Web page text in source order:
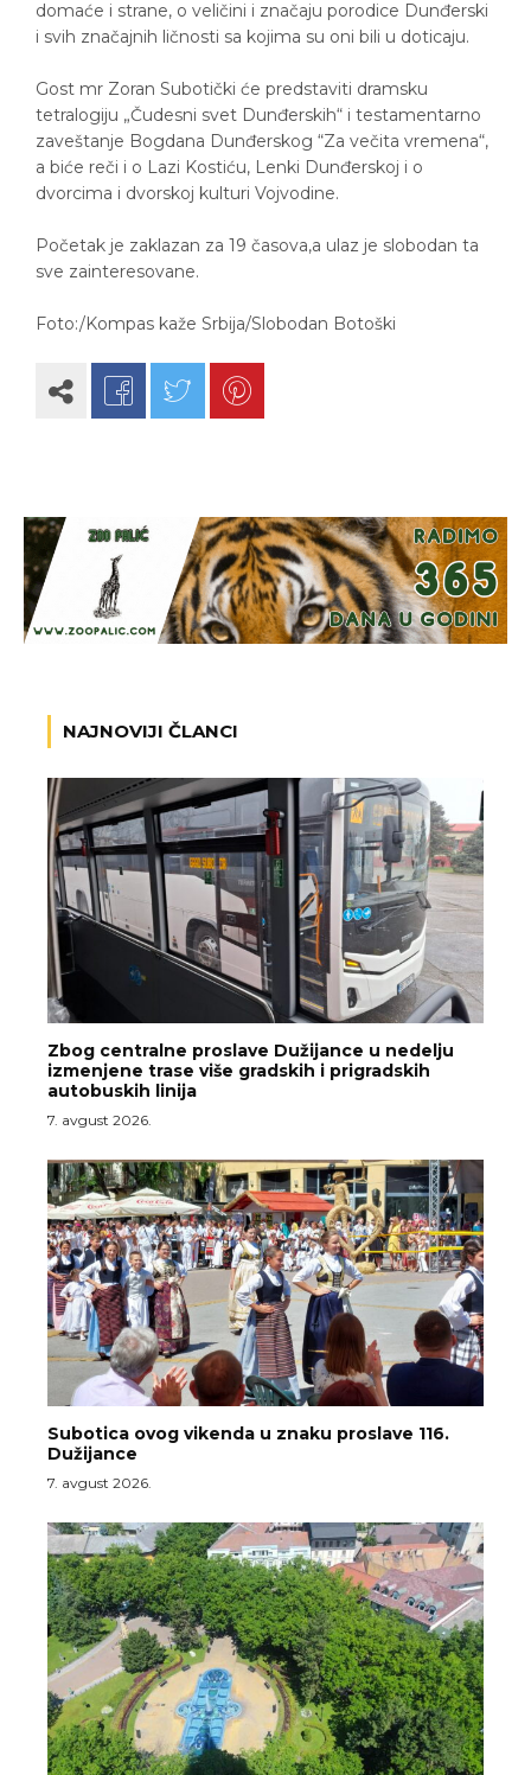
domaće i strane, o veličini i značaju porodice Dunđerski
i svih značajnih ličnosti sa kojima su oni bili u doticaju.
Gost mr Zoran Subotički će predstaviti dramsku
tetralogiju „Čudesni svet Dunđerskih“ i testamentarno
zaveštanje Bogdana Dunđerskog “Za večita vremena“,
a biće reči i o Lazi Kostiću, Lenki Dunđerskoj i o
dvorcima i dvorskoj kulturi Vojvodine.
Početak je zaklazan za 19 časova,a ulaz je slobodan ta
sve zainteresovane.
Foto:/Kompas kaže Srbija/Slobodan Botoški
NAJNOVIJI ČLANCI
Zbog centralne proslave Dužijance u nedelju
izmenjene trase više gradskih i prigradskih
autobuskih linija
7. avgust 2026.
Subotica ovog vikenda u znaku proslave 116.
Dužijance
7. avgust 2026.